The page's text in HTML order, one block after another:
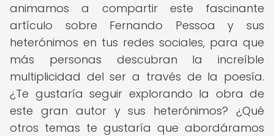
animamos a compartir este fascinante
artículo sobre Fernando Pessoa y sus
heterónimos en tus redes sociales, para que
más personas descubran la increíble
multiplicidad del ser a través de la poesía.
¿Te gustaría seguir explorando la obra de
este gran autor y sus heterónimos? ¿Qué
otros temas te gustaría que abordáramos